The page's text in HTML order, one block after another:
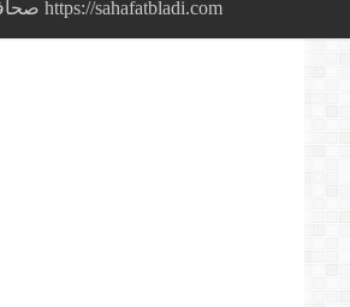
السياسي”
https://sahafatbladi.com صحافة بلادي